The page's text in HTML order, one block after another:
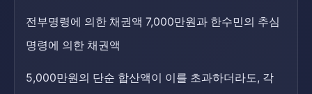
전부명령에 의한 채권액 7,000만원과 한수민의 추심
명령에 의한 채권액
5,000만원의 단순 합산액이 이를 초과하더라도, 각